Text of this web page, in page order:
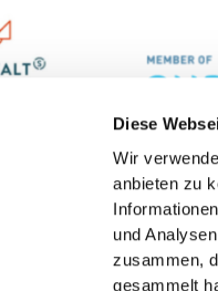
Diese
Wir
anbieten zu
und
zusammen,
gesammelt